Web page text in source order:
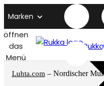
Marken
öffnen
das
Menü
Luhta.com – Nordischer